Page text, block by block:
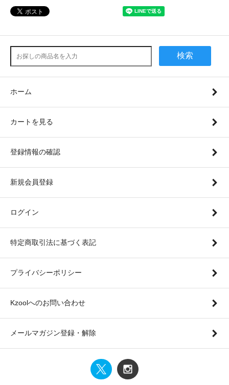
検索
ホーム
カートを見る
登録情報の確認
新規会員登録
ログイン
特定商取引法に基づく表記
プライバシーポリシー
Kzoolへのお問い合わせ
メールマガジン登録・解除